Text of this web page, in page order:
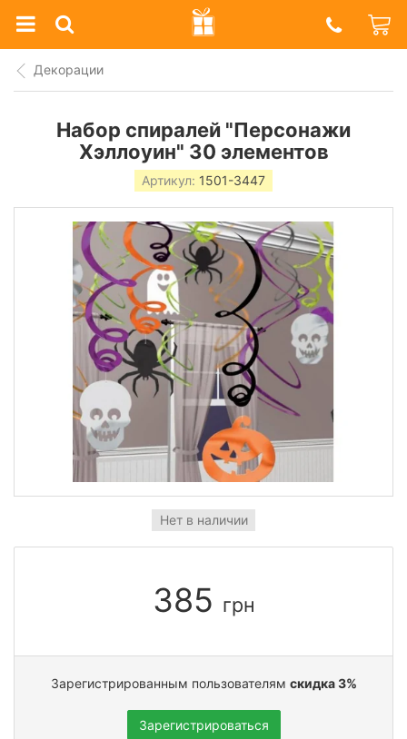
Prazdnik
Shop
Декорации
Набор спиралей "Персонажи
Хэллоуин" 30 элементов
Артикул: 1501-3447
Нет в наличии
385 грн
Зарегистрированным пользователям скидка 3%
Зарегистрироваться